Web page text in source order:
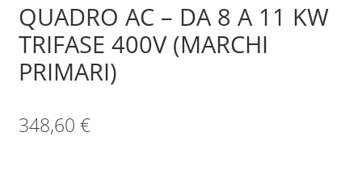
QUADRO AC – DA 8 A 11 KW
TRIFASE 400V (MARCHI
PRIMARI)
348,60 €